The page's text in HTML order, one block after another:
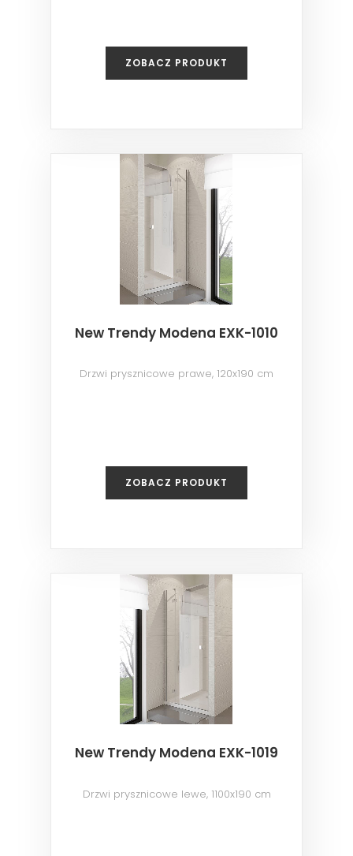
ZOBACZ PRODUKT
New Trendy Modena EXK-1010
Drzwi prysznicowe prawe, 120x190 cm
ZOBACZ PRODUKT
New Trendy Modena EXK-1019
Drzwi prysznicowe lewe, 1100x190 cm